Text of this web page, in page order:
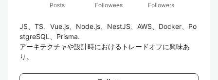
Posts
Followees
Followers
JS、TS、Vue.js、Node.js、NestJS、AWS、Docker、Po
stgreSQL、Prisma.
アーキテクチャや設計時におけるトレードオフに興味あ